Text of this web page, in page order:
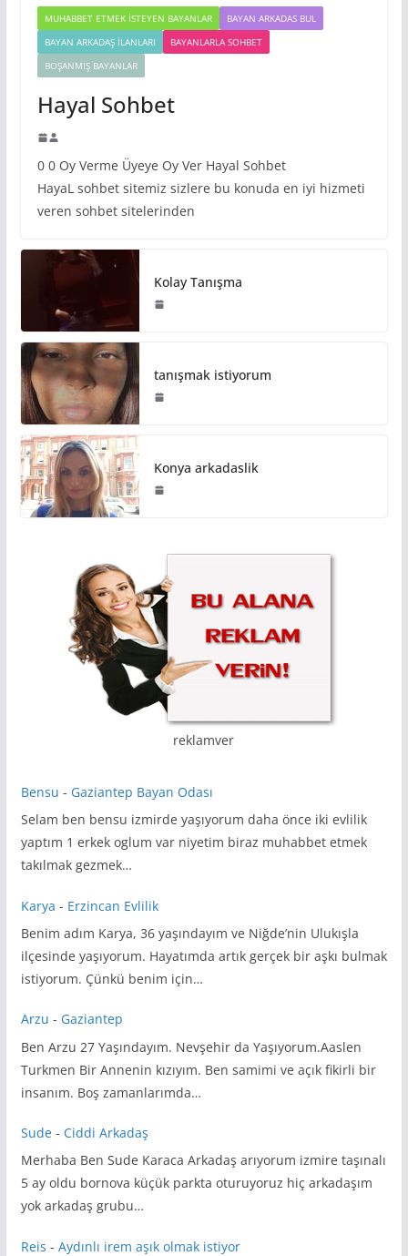
MUHABBET ETMEK İSTEYEN BAYANLAR
BAYAN ARKADAS BUL
BAYAN ARKADAŞ İLANLARI
BAYANLARLA SOHBET
BOŞANMIŞ BAYANLAR
Hayal Sohbet
0 0 Oy Verme Üyeye Oy Ver Hayal Sohbet
HayaL sohbet sitemiz sizlere bu konuda en iyi hizmeti
veren sohbet sitelerinden
Kolay Tanışma
tanışmak istiyorum
Konya arkadaslik
reklamver
Bensu - Gaziantep Bayan Odası
Selam ben bensu izmirde yaşıyorum daha önce iki evlilik
yaptım 1 erkek oglum var niyetim biraz muhabbet etmek
takılmak gezmek…
Karya - Erzincan Evlilik
Benim adım Karya, 36 yaşındayım ve Niğde’nin Ulukışla
ilçesinde yaşıyorum. Hayatımda artık gerçek bir aşkı bulmak
istiyorum. Çünkü benim için…
Arzu - Gaziantep
Ben Arzu 27 Yaşındayım. Nevşehir da Yaşıyorum.Aaslen
Turkmen Bir Annenin kızıyım. Ben samimi ve açık fikirli bir
insanım. Boş zamanlarımda…
Sude- Ciddi Arkadaş
Merhaba Ben Sude Karaca Arkadaş arıyorum izmire taşınalı
5 ay oldu bornova küçük parkta oturuyoruz hiç arkadaşım
yok arkadaş grubu…
Reis - Aydınlı irem aşık olmak istiyor